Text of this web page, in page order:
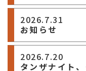
2026.7.31
お知らせ
2026.7.20
タンザナイト